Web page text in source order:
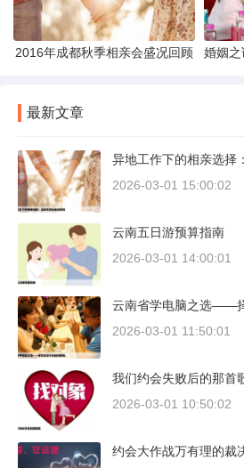
2016年成都秋季相亲会盛况回顾
最新文章
异地工作下的相亲选择
2026-03-01 15:00:02
云南五日游预算指南
2026-03-01 14:00:01
云南省学电脑之选——
2026-03-01 11:50:01
我们约会失败后的那首
2026-03-01 10:50:02
约会大作战万有理的裁